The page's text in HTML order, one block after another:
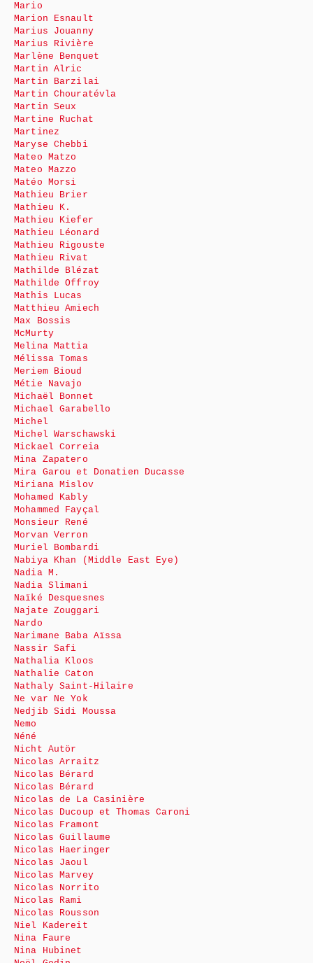
Mario
Marion Esnault
Marius Jouanny
Marius Rivière
Marlène Benquet
Martin Alric
Martin Barzilai
Martin Chouratévla
Martin Seux
Martine Ruchat
Martinez
Maryse Chebbi
Mateo Matzo
Mateo Mazzo
Matéo Morsi
Mathieu Brier
Mathieu K.
Mathieu Kiefer
Mathieu Léonard
Mathieu Rigouste
Mathieu Rivat
Mathilde Blézat
Mathilde Offroy
Mathis Lucas
Matthieu Amiech
Max Bossis
McMurty
Melina Mattia
Mélissa Tomas
Meriem Bioud
Métie Navajo
Michaël Bonnet
Michael Garabello
Michel
Michel Warschawski
Mickael Correia
Mina Zapatero
Mira Garou et Donatien Ducasse
Miriana Mislov
Mohamed Kably
Mohammed Fayçal
Monsieur René
Morvan Verron
Muriel Bombardi
Nabiya Khan (Middle East Eye)
Nadia M.
Nadia Slimani
Naïké Desquesnes
Najate Zouggari
Nardo
Narimane Baba Aïssa
Nassir Safi
Nathalia Kloos
Nathalie Caton
Nathaly Saint-Hilaire
Ne var Ne Yok
Nedjib Sidi Moussa
Nemo
Néné
Nicht Autör
Nicolas Arraitz
Nicolas Bérard
Nicolas Bérard
Nicolas de La Casinière
Nicolas Ducoup et Thomas Caroni
Nicolas Framont
Nicolas Guillaume
Nicolas Haeringer
Nicolas Jaoul
Nicolas Marvey
Nicolas Norrito
Nicolas Rami
Nicolas Rousson
Niel Kadereit
Nina Faure
Nina Hubinet